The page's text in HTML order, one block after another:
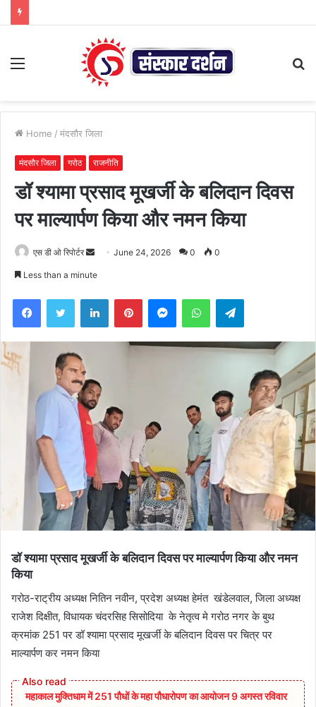
Menu
Home / मंदसौर जिला
मंदसौर जिला गरोठ राजनीति
डॉ श्यामा प्रसाद मूखर्जी के बलिदान दिवस
पर माल्यार्पण किया और नमन किया
एस डी ओ रिपोर्टर
Send June 24, 2026 0 0
Less than a minute
FacebookTwitter LinkedInPinterestMessengerWhatsAppTelegram
डॉ श्यामा प्रसाद मूखर्जी के बलिदान दिवस पर माल्यार्पण किया और नमन
किया
गरोठ-राट्रीय अध्यक्ष नितिन नवीन, प्रदेश अध्यक्ष हेमंत खंडेलवाल, जिला अध्यक्ष
राजेश दिक्षीत, विधायक चंदरसिह सिसोदिया के नेतृत्व मे गरोठ नगर के बुथ
क्रमांक 251 पर डॉ श्यामा प्रसाद मूखर्जी के बलिदान दिवस पर चित्र पर
माल्यार्पण कर नमन किया
महाकाल मुक्तिधाम में 251 पौधों के महा पौधारोपण का आयोजन 9 अगस्त रविवार